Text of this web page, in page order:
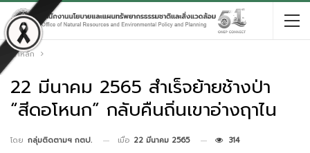
หน้าหลัก
22 มีนาคม 2565 สำเร็จย้ายช้างป่า
“สีดอโหนก” กลับคืนถิ่นเขาอ่างฤาไน
โดย กลุ่มติดตามฯ กตป. เมื่อ 22 มีนาคม 2565 314